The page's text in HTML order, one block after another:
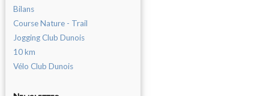
Bilans
Course Nature - Trail
Jogging Club Dunois
10 km
Vélo Club Dunois